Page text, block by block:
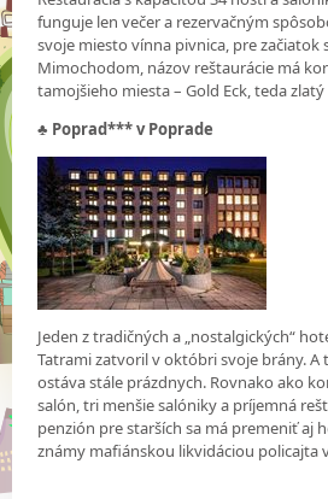
funguje len večer a rezervačným
svoje miesto vínna pivnica, pre začiatok
Mimochodom, názov reštaurácie má
tamojšieho miesta – Gold Eck, teda
♣ Poprad*** v Poprade
Jeden z tradičných a „nostalgických“
Tatrami zatvoril v októbri svoje brány. A
ostáva stále prázdnych. Rovnako ako
salón, tri menšie salóniky a príjemná
penzión pre starších sa má premeniť aj
známy mafiánskou likvidáciou policajta